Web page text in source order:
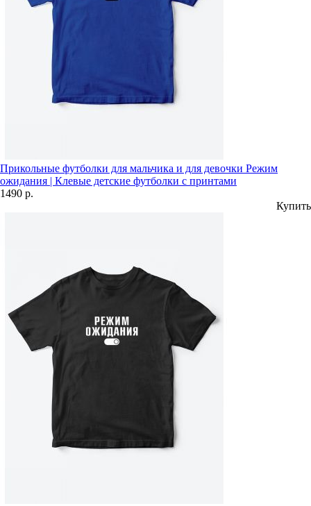
Прикольные футболки для мальчика и для девочки Режим
ожидания | Клевые детские футболки с принтами
1490 р.
Купить